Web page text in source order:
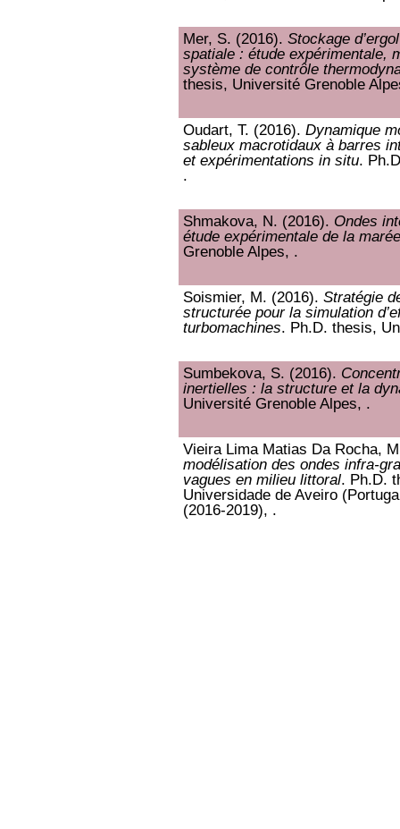
Mer, S. (2016). Stockage
spatiale : étude expérimentale,
système de contrôle
thesis, Université Grenoble
Oudart, T. (2016). Dynamique
sableux macrotidaux à barres
et expérimentations in situ.
.
Shmakova, N. (2016). Ondes
étude expérimentale de la
Grenoble Alpes, .
Soismier, M. (2016). Stratégie
structurée pour la simulation
turbomachines. Ph.D. thesis,
Sumbekova, S. (2016).
inertielles : la structure et la
Université Grenoble Alpes, .
Vieira Lima Matias Da Rocha,
modélisation des ondes infra-
vagues en milieu littoral. Ph.D.
Universidade de Aveiro
(2016-2019), .